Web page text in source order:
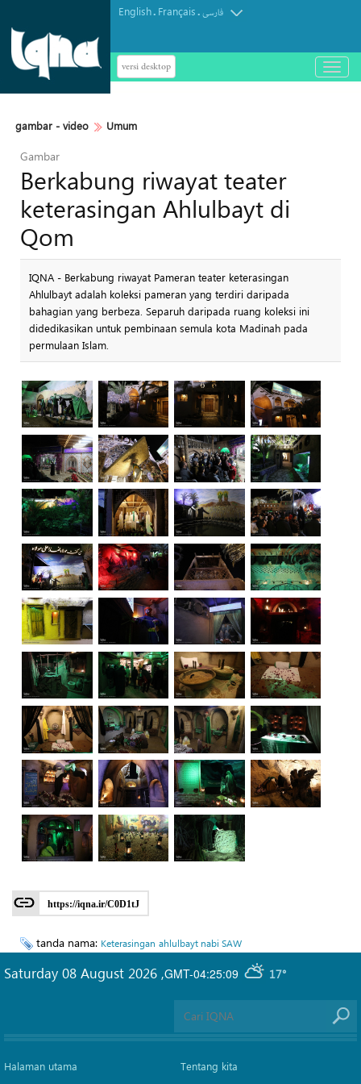
English. Français.فارسی
versi desktop
باز
و
gambar - video Umum
Gambar
Berkabung riwayat teater
keterasingan Ahlulbayt di
Qom
IQNA - Berkabung riwayat Pameran teater keterasingan
Ahlulbayt adalah koleksi pameran yang terdiri daripada
bahagian yang berbeza. Separuh daripada ruang koleksi ini
didedikasikan untuk pembinaan semula kota Madinah pada
permulaan Islam.
https://iqna.ir/C0D1tJ
tanda nama: Keterasingan ahlulbayt nabi SAW
GMT-04:25:09 17°
Saturday 08 August 2026 ,
Halaman utama
Tentang kita